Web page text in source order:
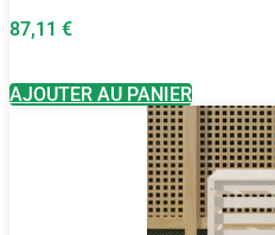
87,11 €
AJOUTER AU PANIER